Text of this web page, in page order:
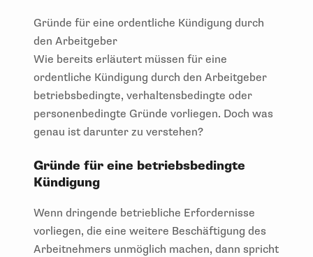
Gründe für eine ordentliche Kündigung durch
den Arbeitgeber
Wie bereits erläutert müssen für eine
ordentliche Kündigung durch den Arbeitgeber
betriebsbedingte, verhaltensbedingte oder
personenbedingte Gründe vorliegen. Doch was
genau ist darunter zu verstehen?
Gründe für eine betriebsbedingte
Kündigung
Wenn dringende betriebliche Erfordernisse
vorliegen, die eine weitere Beschäftigung des
Arbeitnehmers unmöglich machen, dann spricht